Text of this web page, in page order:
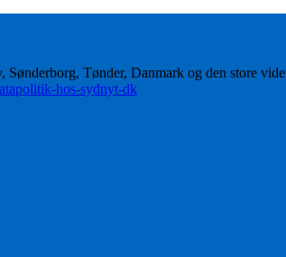
Tønder, Danmark og den store
hos-sydnyt-dk